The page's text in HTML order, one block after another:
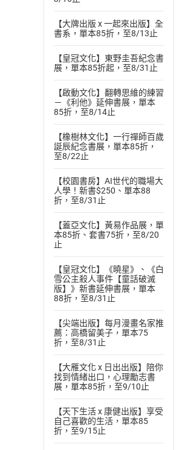
【大牌出版 x 一起來出版】全
書系，單本85折，至8/13止
【皇冠文化】東野圭吾紀念書
展，單本85折起，至8/31止
【啟動文化】翻轉思維的練習
－《利他》延伸書展，單本
85折，至8/14止
【橡樹林文化】一行禪師百歲
誕辰紀念書展，單本85折，
至8/22止
【校園書房】AI世代的職場大
人學！新書$250、單本88
折，至8/31止
【蓋亞文化】黃易作品展，單
本85折、套書75折，至8/20
止
【皇冠文化】《曉星》、《白
雪公主殺人事件【童話破滅
版】》新書延伸書展，單本
88折，至8/31止
【尖端出版】每月漫畫名家推
薦：高橋留美子，單本75
折，至8/31止
【大雁文化 x 日出出版】陪你
找到情緒出口，心理勵志書
展，單本85折，至9/10止
【天下生活 x 康健出版】享受
自己喜歡的生活，單本85
折，至9/15止